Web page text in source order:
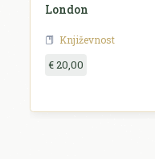
London
Književnost
€ 20,00